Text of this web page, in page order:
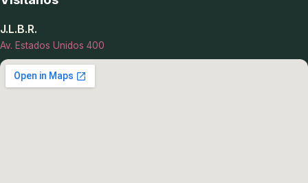
J.L.B.R.
Av. Estados Unidos 400